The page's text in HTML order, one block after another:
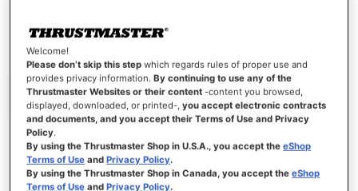
Passwort anzeigen
ANMELDEN
Passwort vergessen?
Welcome!
Please don’t skip this step which regards rules of proper use and
provides privacy information.By continuing to use any of the
Thrustmaster Websites or their content -content you browsed,
displayed, downloaded, or printed-,you accept electronic contracts
and documents, and you accept their Terms of Use and Privacy
Policy.
By using the Thrustmaster Shop in U.S.A., you accept theeShop
Terms of Use andPrivacy Policy.
By using the Thrustmaster Shop in Canada, you accept theeShop
Terms of Use andPrivacy Policy.